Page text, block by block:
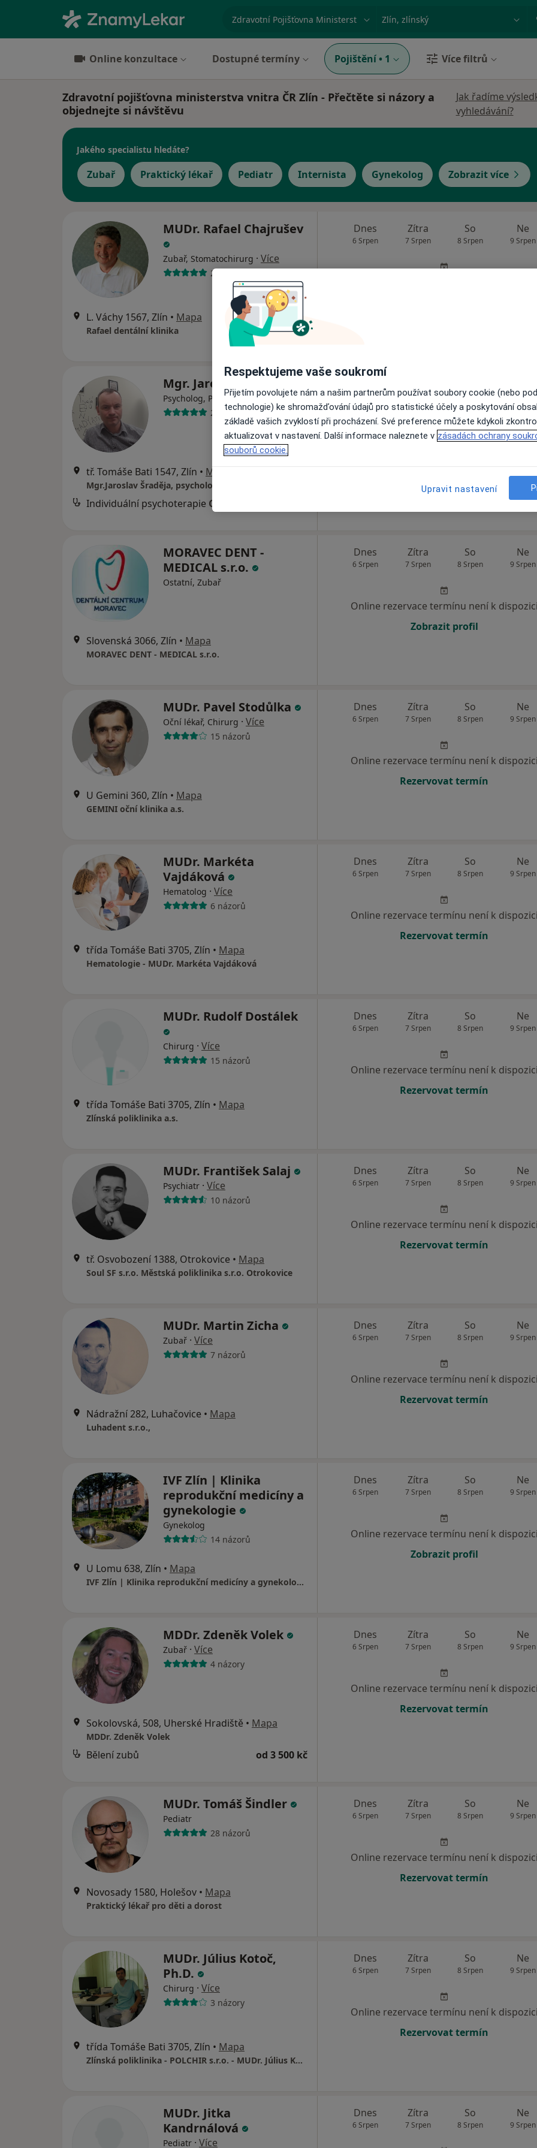
specializace, nemoc nebo příjmení Město nebo region
Online konzultace Dostupné termíny Pojištění • 1 Více filtrů
Zdravotní pojišťovna ministerstva vnitra ČR Zlín - Přečtěte si názory a
objednejte si návštěvu
Jak řadíme
vyhledávání?
Jakého specialistu hledáte?
Zubař Praktický lékař Pediatr Internista Gynekolog Zobrazit více
MUDr. Rafael Chajrušev
Zubař, Stomatochirurg · Více
28 názorů
L. Váchy 1567, Zlín • Mapa
Rafael dentální klinika
Dnes
6 Srpen
Zítra
7 Srpen
So
8 Srpen
Ne
9 Srpen
Mgr. Jaroslav Šraděja
Psycholog, Psychoterapeut·Více
2 názory
tř. Tomáše Bati 1547, Zlín • Mapa
Individuální psychoterapie Cena nebyla přidána
6 Srpen 7 Srpen 8 Srpen 9 Srpen
Online rezervace termínu není k
MORAVEC DENT -
MEDICAL s.r.o.
Ostatní, Zubař
Slovenská 3066, Zlín • Mapa
MORAVEC DENT - MEDICAL s.r.o.
Dnes
6 Srpen
Zítra
7 Srpen
So
8 Srpen
Ne
9 Srpen
Online rezervace termínu není k dispozici
Zobrazit profil
MUDr. Pavel Stodůlka
Oční lékař, Chirurg · Více
15 názorů
U Gemini 360, Zlín • Mapa
GEMINI oční klinika a.s.
Dnes
6 Srpen
Zítra
7 Srpen
So
8 Srpen
Ne
9 Srpen
Online rezervace termínu není k dispozici
Rezervovat termín
MUDr. Markéta
Vajdáková
Hematolog · Více
6 názorů
třída Tomáše Bati 3705, Zlín • Mapa
Hematologie - MUDr. Markéta Vajdáková
Dnes
6 Srpen
Zítra
7 Srpen
So
8 Srpen
Ne
9 Srpen
Online rezervace termínu není k dispozici
Rezervovat termín
MUDr. Rudolf Dostálek
Chirurg · Více
15 názorů
třída Tomáše Bati 3705, Zlín • Mapa
Zlínská poliklinika a.s.
Dnes
6 Srpen
Zítra
7 Srpen
So
8 Srpen
Ne
9 Srpen
Online rezervace termínu není k dispozici
Rezervovat termín
MUDr. František Salaj
Psychiatr · Více
10 názorů
tř. Osvobození 1388, Otrokovice • Mapa
Soul SF s.r.o. Městská poliklinika s.r.o. Otrokovice
Dnes
6 Srpen
Zítra
7 Srpen
So
8 Srpen
Ne
9 Srpen
Online rezervace termínu není k dispozici
Rezervovat termín
MUDr. Martin Zicha
Zubař · Více
7 názorů
Nádražní 282, Luhačovice • Mapa
Luhadent s.r.o.,
Dnes
6 Srpen
Zítra
7 Srpen
So
8 Srpen
Ne
9 Srpen
Online rezervace termínu není k dispozici
Rezervovat termín
IVF Zlín | Klinika
reprodukční medicíny a
gynekologie
Gynekolog
14 názorů
U Lomu 638, Zlín • Mapa
IVF Zlín | Klinika reprodukční medicíny a gynekologie
Dnes
6 Srpen
Zítra
7 Srpen
So
8 Srpen
Ne
9 Srpen
Online rezervace termínu není k dispozici
Zobrazit profil
MDDr. Zdeněk Volek
Zubař · Více
4 názory
Sokolovská, 508, Uherské Hradiště • Mapa
MDDr. Zdeněk Volek
Bělení zubů od 3 500 kč
Dnes
6 Srpen
Zítra
7 Srpen
So
8 Srpen
Ne
9 Srpen
Online rezervace termínu není k dispozici
Rezervovat termín
MUDr. Tomáš Šindler
Pediatr
28 názorů
Novosady 1580, Holešov • Mapa
Praktický lékař pro děti a dorost
Dnes
6 Srpen
Zítra
7 Srpen
So
8 Srpen
Ne
9 Srpen
Online rezervace termínu není k dispozici
Rezervovat termín
MUDr. Július Kotoč,
Ph.D.
Chirurg · Více
3 názory
třída Tomáše Bati 3705, Zlín • Mapa
Zlínská poliklinika - POLCHIR s.r.o. - MUDr. Július Kotoč, Ph.D.
Dnes
6 Srpen
Zítra
7 Srpen
So
8 Srpen
Ne
9 Srpen
Online rezervace termínu není k dispozici
Rezervovat termín
MUDr. Jitka
Kandrnálová
Pediatr · Více
Dnes
6 Srpen
Zítra
7 Srpen
So
8 Srpen
Ne
9 Srpen
Respektujeme vaše soukromí
Přijetím povolujete nám a našim partnerům používat soubory cookie (nebo
technologie) ke shromažďování údajů pro statistické účely a poskytování
základě vašich zvyklostí při procházení. Své preference můžete kdykoli
aktualizovat v nastavení. Další informace naleznete v zásadách ochrany
souborů cookie.
Upravit nastavení